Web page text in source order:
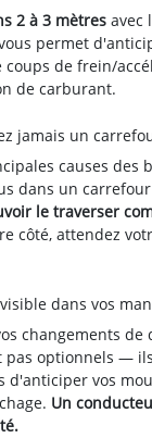
2 à 3 mètres avec
permet
coups de frein/
de carburant.
jamais un
causes des
dans un carrefour
le traverser
côté, attendez
dans vos
changements de
pas optionnels —
d'anticiper vos
Un